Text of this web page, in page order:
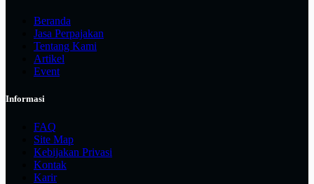
Beranda
Jasa Perpajakan
Tentang Kami
Artikel
Event
Informasi
FAQ
Site Map
Kebijakan Privasi
Kontak
Karir